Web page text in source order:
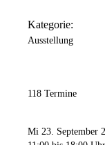
Kategorie:
Ausstellung
118 Termine
Mi 23. September